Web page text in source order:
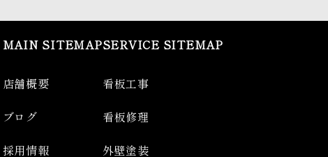
MAIN SITEMAP
店舗概要
ブログ
採用情報
SERVICE SITEMAP
看板工事
看板修理
外壁塗装